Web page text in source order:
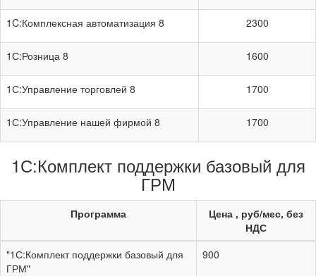
1C:Комплексная автоматизация 8 2300
1С:Розница 8 1600
1С:Управление торговлей 8 1700
1С:Управление нашей фирмой 8 1700
1С:Комплект поддержки базовый для
ГРМ
Программа
Цена , руб/мес, без
НДС
"1С:Комплект поддержки базовый для
ГРМ"
900